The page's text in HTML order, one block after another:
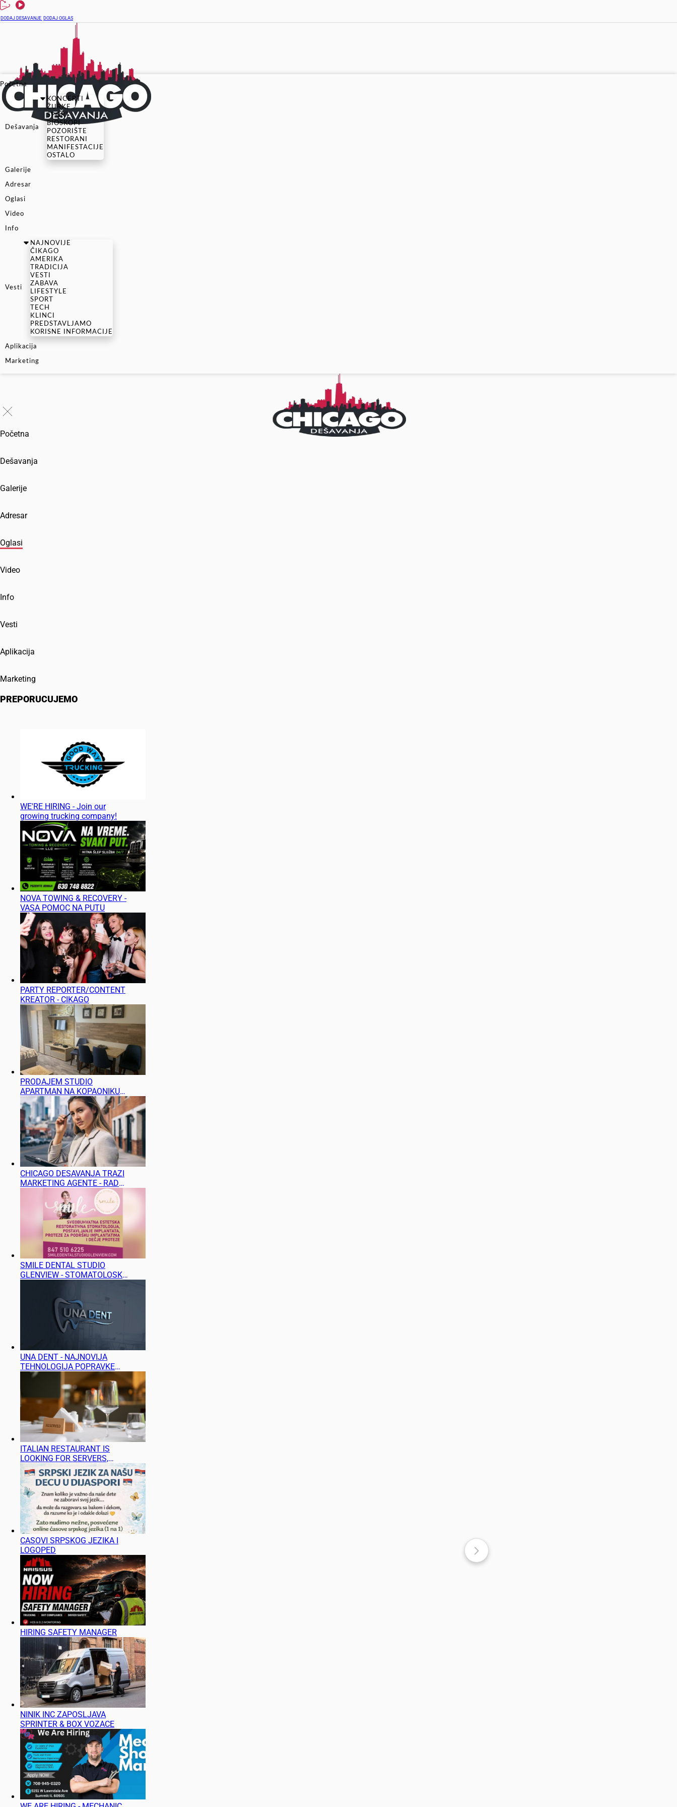
DODAJ DESAVANJE DODAJ OGLAS
Početna
Dešavanja
KONCERTI
ŽURKE
SPORT
BIOSKOPI
POZORIŠTE
RESTORANI
MANIFESTACIJE
OSTALO
Galerije
Adresar
Oglasi
Video
Info
Vesti
NAJNOVIJE
ČIKAGO
AMERIKA
TRADICIJA
VESTI
ZABAVA
LIFESTYLE
SPORT
TECH
KLINCI
PREDSTAVLJAMO
KORISNE INFORMACIJE
Aplikacija
Marketing
Početna
Dešavanja
Galerije
Adresar
Oglasi
Video
Info
Vesti
Aplikacija
Marketing
PREPORUCUJEMO
WE'RE HIRING - Join our
growing trucking company!
NOVA TOWING & RECOVERY -
VASA POMOC NA PUTU
PARTY REPORTER/CONTENT
KREATOR - CIKAGO
PRODAJEM STUDIO
APARTMAN NA KOPAONIKU
(SRBIJA)
CHICAGO DESAVANJA TRAZI
MARKETING AGENTE - RAD
NA TERENU
SMILE DENTAL STUDIO
GLENVIEW - STOMATOLOSKA
UNA DENT - NAJNOVIJA
TEHNOLOGIJA POPRAVKE
ZUBA
ITALIAN RESTAURANT IS
LOOKING FOR SERVERS,
BUSSERS AND BARTENDERS
CASOVI SRPSKOG JEZIKA I
LOGOPED
HIRING SAFETY MANAGER
NINIK INC ZAPOSLJAVA
SPRINTER & BOX VOZACE